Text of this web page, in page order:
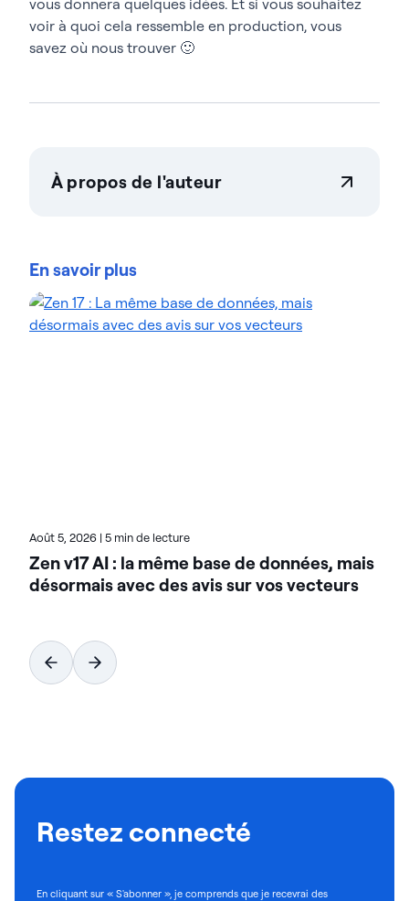
voir à quoi cela ressemble en production, vous
savez où nous trouver 🙂
À propos de l'auteur
projet Actian AI Analyst. Ancienne journaliste
passé de nombreuses années à dévoiler des
histoires à partir de jeux de données complexes.
En savoir plus
Août 5, 2026 | 5 min de lecture
Zen v17 AI : la même base de données, mais
désormais avec des avis sur vos vecteurs
Restez connecté
En cliquant sur « S'abonner », je comprends que je recevrai des